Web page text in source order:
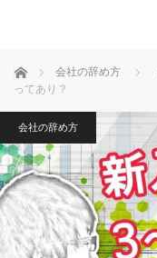
ホーム 会社の辞め方
ってあり？
会社の辞め方